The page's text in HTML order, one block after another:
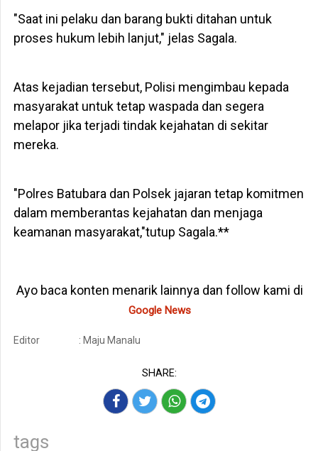
"Saat ini pelaku dan barang bukti ditahan untuk
proses hukum lebih lanjut," jelas Sagala.
Atas kejadian tersebut, Polisi mengimbau kepada
masyarakat untuk tetap waspada dan segera
melapor jika terjadi tindak kejahatan di sekitar
mereka.
"Polres Batubara dan Polsek jajaran tetap komitmen
dalam memberantas kejahatan dan menjaga
keamanan masyarakat,"tutup Sagala.**
Ayo baca konten menarik lainnya dan follow kami di
Google News
Editor : Maju Manalu
SHARE:
tags